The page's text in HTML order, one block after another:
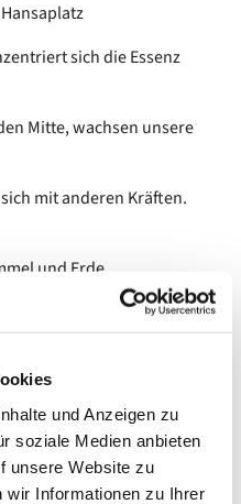
und Anzeigen zu
soziale Medien anbieten
unsere Website zu
wir Informationen zu Ihrer
sich die Essenz
Mitte, wachsen unsere
mit anderen Kräften.
und Erde…
die Fülle sich
nähern uns sowohl
auch dem magischen